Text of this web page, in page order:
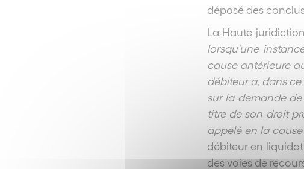
déposé des
La Haute
lorsqu’une
cause antérieure
débiteur a, dans ce
sur la demande
titre de son droit
appelé en la cause
débiteur en
des voies de